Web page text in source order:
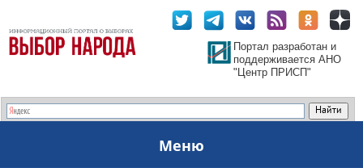
Портал разработан и
поддерживается АНО
"Центр ПРИСП"
Меню